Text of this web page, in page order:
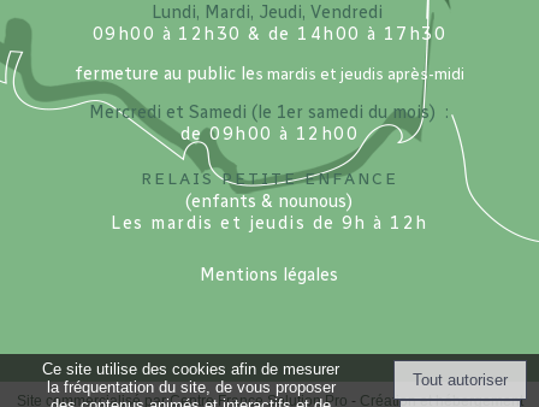
Lundi, Mardi, Jeudi, Vendredi
09h00 à 12h30 & de 14h00 à 17h30
fermeture au public les mardis et jeudis après-midi
Mercredi et Samedi (le 1er samedi du mois) :
de 09h00 à 12h00
Relais petite enfance
(enfants & nounous)
Les mardis et jeudis de 9h à 12h
Mentions légales
Site commercialisé par Centre France Solution Pro - Création et hébergement
Ce site utilise des cookies afin de mesurer
la fréquentation du site, de vous proposer